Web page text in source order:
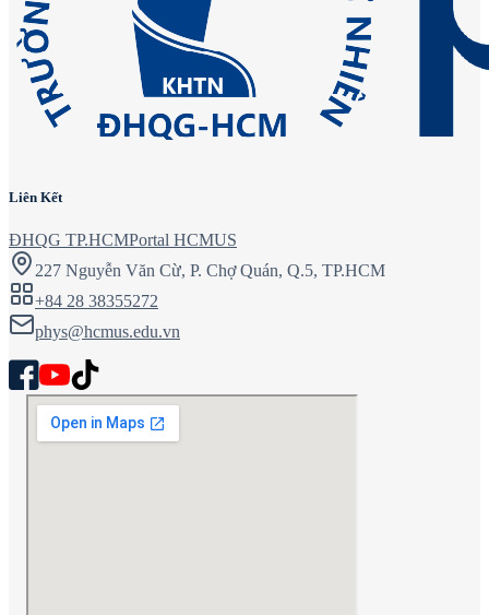
Liên Kết
ĐHQG TP.HCMPortal HCMUS
227 Nguyễn Văn Cừ, P. Chợ Quán, Q.5, TP.HCM
+84 28 38355272
phys@hcmus.edu.vn